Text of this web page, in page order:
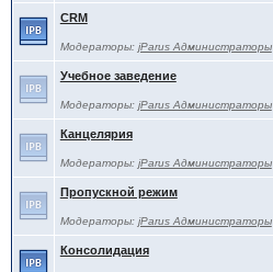
CRM
Модераторы: jParus Администраторы
Учебное заведение
Модераторы: jParus Администраторы
Канцелярия
Модераторы: jParus Администраторы
Пропускной режим
Модераторы: jParus Администраторы
Консолидация